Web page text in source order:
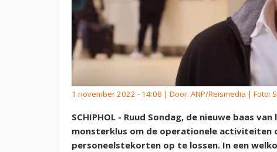
1 november 2022 - 14:08 | Door: ANP/Reismedia | Foto:
SCHIPHOL - Ruud Sondag, de nieuwe baas
monsterklus om de operationele activiteiten
personeelstekorten op te lossen. In een